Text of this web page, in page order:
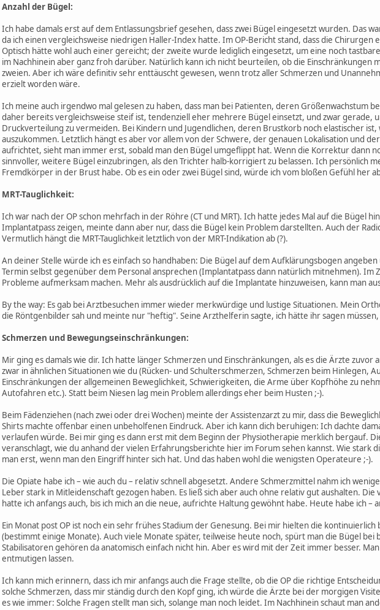
Anzahl der Bügel:
Ich habe damals erst auf dem Entlassungsbrief gesehen, dass zwei Bügel eingesetzt wurden. Das
da ich einen vergleichsweise niedrigen Haller-Index hatte. Im OP-Bericht stand, dass die
Optisch hätte wohl auch einer gereicht; der zweite wurde lediglich eingesetzt, um eine noch
im Nachhinein aber ganz froh darüber. Natürlich kann ich nicht beurteilen, ob die Einschränkungen
zweien. Aber ich wäre definitiv sehr enttäuscht gewesen, wenn trotz aller Schmerzen und
erzielt worden wäre.
Ich meine auch irgendwo mal gelesen zu haben, dass man bei Patienten, deren Größenwachstum
daher bereits vergleichsweise steif ist, tendenziell eher mehrere Bügel einsetzt, und zwar gerade,
Druckverteilung zu vermeiden. Bei Kindern und Jugendlichen, deren Brustkorb noch elastischer
auszukommen. Letztlich hängt es aber vor allem von der Schwere, der genauen Lokalisation und
aufrichtet, sieht man immer erst, sobald man den Bügel umgeflippt hat. Wenn die Korrektur dann
sinnvoller, weitere Bügel einzubringen, als den Trichter halb-korrigiert zu belassen. Ich persönlich
Fremdkörper in der Brust habe. Ob es ein oder zwei Bügel sind, würde ich vom bloßen Gefühl her
MRT-Tauglichkeit:
Ich war nach der OP schon mehrfach in der Röhre (CT und MRT). Ich hatte jedes Mal auf die Bügel
Implantatpass zeigen, meinte dann aber nur, dass die Bügel kein Problem darstellten. Auch der
Vermutlich hängt die MRT-Tauglichkeit letztlich von der MRT-Indikation ab (?).
An deiner Stelle würde ich es einfach so handhaben: Die Bügel auf dem Aufklärungsbogen
Termin selbst gegenüber dem Personal ansprechen (Implantatpass dann natürlich mitnehmen). Im
Probleme aufmerksam machen. Mehr als ausdrücklich auf die Implantate hinzuweisen, kann man
By the way: Es gab bei Arztbesuchen immer wieder merkwürdige und lustige Situationen. Mein
die Röntgenbilder sah und meinte nur "heftig". Seine Arzthelferin sagte, ich hätte ihr sagen
Schmerzen und Bewegungseinschränkungen:
Mir ging es damals wie dir. Ich hatte länger Schmerzen und Einschränkungen, als es die Ärzte
zwar in ähnlichen Situationen wie du (Rücken- und Schulterschmerzen, Schmerzen beim Hinlegen,
Einschränkungen der allgemeinen Beweglichkeit, Schwierigkeiten, die Arme über Kopfhöhe zu
Autofahren etc.). Statt beim Niesen lag mein Problem allerdings eher beim Husten ;-).
Beim Fädenziehen (nach zwei oder drei Wochen) meinte der Assistenzarzt zu mir, dass die
Shirts machte offenbar einen unbeholfenen Eindruck. Aber ich kann dich beruhigen: Ich dachte
verlaufen würde. Bei mir ging es dann erst mit dem Beginn der Physiotherapie merklich bergauf.
veranschlagt, wie du anhand der vielen Erfahrungsberichte hier im Forum sehen kannst. Wie stark
man erst, wenn man den Eingriff hinter sich hat. Und das haben wohl die wenigsten Operateure ;-).
Die Opiate habe ich – wie auch du – relativ schnell abgesetzt. Andere Schmerzmittel nahm ich
Leber stark in Mitleidenschaft gezogen haben. Es ließ sich aber auch ohne relativ gut aushalten.
hatte ich anfangs auch, bis ich mich an die neue, aufrichte Haltung gewöhnt habe. Heute habe ich –
Ein Monat post OP ist noch ein sehr frühes Stadium der Genesung. Bei mir hielten die
(bestimmt einige Monate). Auch viele Monate später, teilweise heute noch, spürt man die Bügel
Stabilisatoren gehören da anatomisch einfach nicht hin. Aber es wird mit der Zeit immer besser.
entmutigen lassen.
Ich kann mich erinnern, dass ich mir anfangs auch die Frage stellte, ob die OP die richtige
solche Schmerzen, dass mir ständig durch den Kopf ging, ich würde die Ärzte bei der morgigen
es wie immer: Solche Fragen stellt man sich, solange man noch leidet. Im Nachhinein schaut man